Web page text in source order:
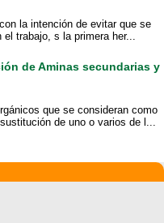
la intención de evitar que se
trabajo, s la primera her...
de Aminas secundarias y
que se consideran como
de uno o varios de l...